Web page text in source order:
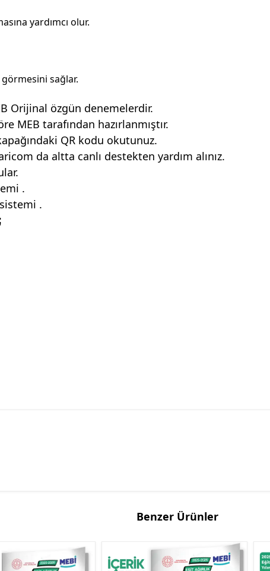
yardımcı olur.
sağlar.
Orijinal özgün denemelerdir.
MEB tarafından hazırlanmıştır.
QR kodu okutunuz.
da altta canlı destekten yardım alınız.
.
.
Benzer Ürünler